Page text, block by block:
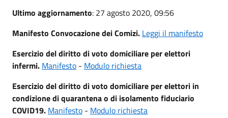
Ultimo aggiornamento: 27 agosto 2020, 09:56
Manifesto Convocazione dei Comizi. Leggi il manifesto
Esercizio del diritto di voto domiciliare per elettori
infermi. Manifesto - Modulo richiesta
Esercizio del diritto di voto domiciliare per elettori in
condizione di quarantena o di isolamento fiduciario
COVID19. Manifesto - Modulo richiesta